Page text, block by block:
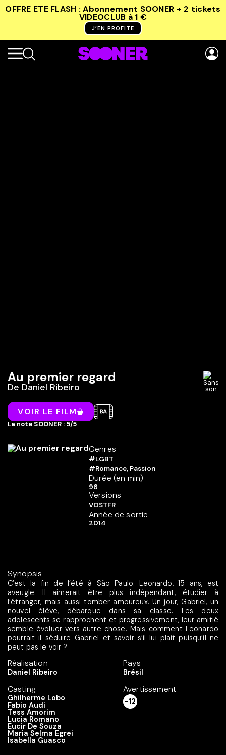
OFFRE ETE FLASH : Abonnement SOONER + 2 tickets
VIDEOCLUB à 1 €
J’EN PROFITE
Au premier regard
De Daniel Ribeiro
VOIR LE FILM
La note SOONER : 5/5
Genres
#LGBT
#Romance, Passion
Durée (en min)
96
Versions
VOSTFR
Année de sortie
2014
Synopsis
C’est la fin de l’été à São Paulo. Leonardo, 15 ans, est
aveugle. Il aimerait être plus indépendant, étudier à
l’étranger, mais aussi tomber amoureux. Un jour, Gabriel, un
nouvel élève, débarque dans sa classe. Les deux
adolescents se rapprochent et progressivement, leur amitié
semble évoluer vers autre chose. Mais comment Leonardo
pourrait-il séduire Gabriel et savoir s’il lui plait puisqu’il ne
peut pas le voir ?
Réalisation
Daniel Ribeiro
Casting
Ghilherme Lobo
Fabio Audi
Tess Amorim
Lucia Romano
Eucir De Souza
Maria Selma Egrei
Isabella Guasco
Pays
Brésil
Avertissement
-12